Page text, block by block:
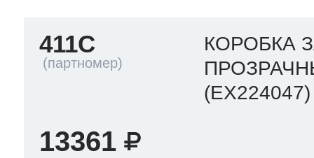
411C
КОРОБКА
(EX224047)
13361